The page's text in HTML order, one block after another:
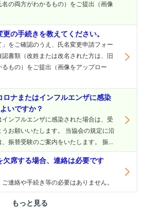
の両方がわかるもの）をご提出（画像
更の手続きを教えてください。
」をご確認のうえ、氏名変更申請フォー
書類（改姓または改名された方は、旧
もの）をご提出（画像をアップロー
ロナまたはインフルエンザに感染
いですか？
ンフルエンザに感染された場合は、受
お願いいたします。 当協会の規定に沿
振替受験のご案内をいたします。 振...
欠席する場合、連絡は必要です
連絡や手続き等の必要はありません。
もっと見る